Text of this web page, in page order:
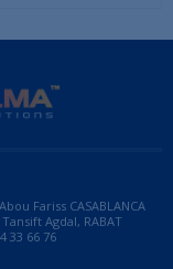
Fariss CASABLANCA
Agdal, RABAT
33 66 76